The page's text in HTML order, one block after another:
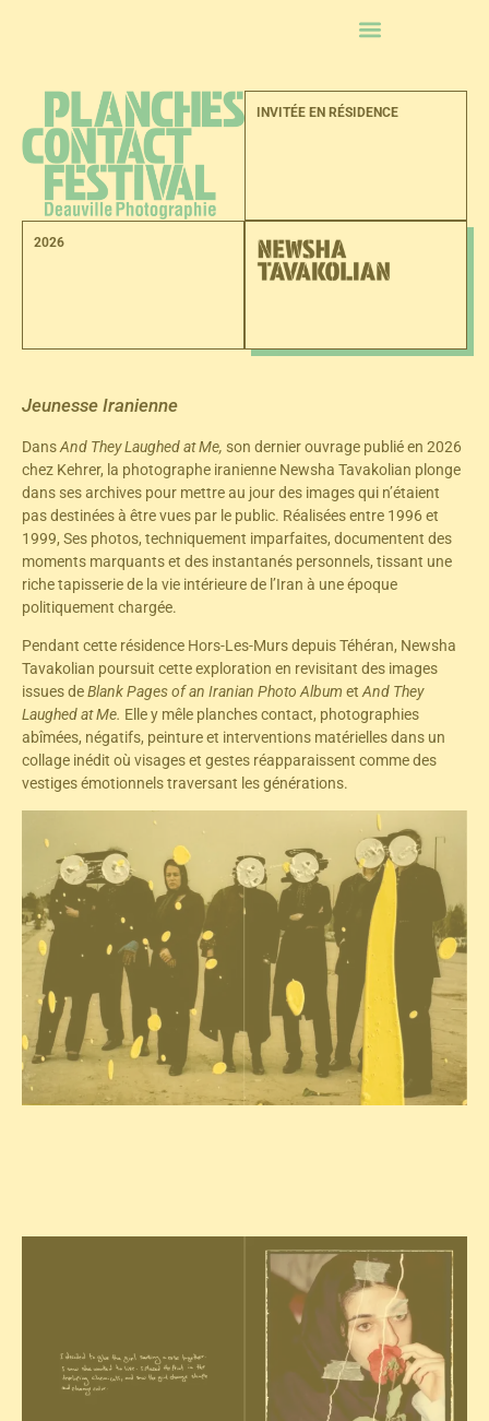
Infos pratiques
INVITÉE EN RÉSIDENCE
2026
Jeunesse Iranienne
DansAnd They Laughed at Me, son dernier ouvrage publié en 2026
chez Kehrer, la photographe iranienne Newsha Tavakolian plonge
dans ses archives pour mettre au jour des images qui n’étaient
pas destinées à être vues par le public. Réalisées entre 1996 et
1999, Ses photos, techniquement imparfaites, documentent des
moments marquants et des instantanés personnels, tissant une
riche tapisserie de la vie intérieure de l’Iran à une époque
politiquement chargée.
Pendant cette résidence Hors-Les-Murs depuis Téhéran, Newsha
Tavakolian poursuit cette exploration en revisitant des images
issues deBlank Pages of an Iranian Photo Album et And They
Laughed at Me. Elle y mêle planches contact, photographies
abîmées, négatifs, peinture et interventions matérielles dans un
collage inédit où visages et gestes réapparaissent comme des
vestiges émotionnels traversant les générations.